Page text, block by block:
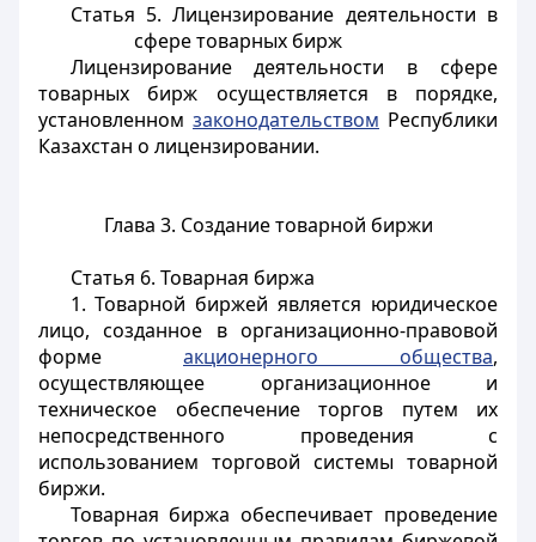
Статья 5. Лицензирование деятельности в
сфере товарных бирж
Лицензирование деятельности в сфере
товарных бирж осуществляется в порядке,
установленном законодательством Республики
Казахстан о лицензировании.
Глава 3. Создание товарной биржи
Статья 6. Товарная биржа
1. Товарной биржей является юридическое
лицо, созданное в организационно-правовой
форме акционерного общества,
осуществляющее организационное и
техническое обеспечение торгов путем их
непосредственного проведения с
использованием торговой системы товарной
биржи.
Товарная биржа обеспечивает проведение